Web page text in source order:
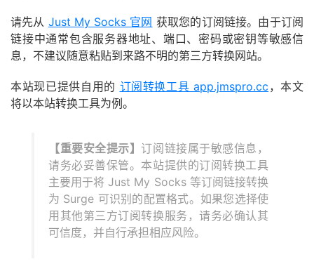
请先从 Just My Socks 官网 获取您的订阅链接。由于订阅
链接中通常包含服务器地址、端口、密码或密钥等敏感信
息，不建议随意粘贴到来路不明的第三方转换网站。
本站现已提供自用的 订阅转换工具 app.jmspro.cc ，本文
将以本站转换工具为例。
【重要安全提示】 订阅链接属于敏感信息，
请务必妥善保管。本站提供的订阅转换工具
主要用于将 Just My Socks 等订阅链接转换
为 Surge 可识别的配置格式。如果您选择使
用其他第三方订阅转换服务，请务必确认其
可信度，并自行承担相应风险。